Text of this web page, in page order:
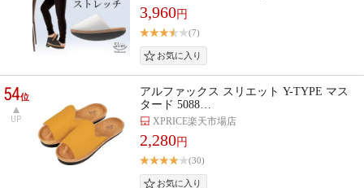
3,960円
(7)
54位
UP
アルファックス スリエット Y-TYPE マス
タード 5088…
XPRICE楽天市場店
2,280円
(30)